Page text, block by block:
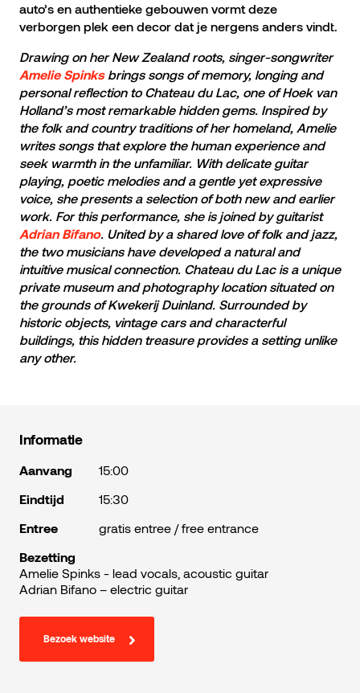
auto’s en authentieke gebouwen vormt deze
verborgen plek een decor dat je nergens anders vindt.
Drawing on her New Zealand roots, singer-songwriter
Amelie Spinksbrings songs of memory, longing and
personal reflection to Chateau du Lac, one of Hoek van
Holland’s most remarkable hidden gems. Inspired by
the folk and country traditions of her homeland, Amelie
writes songs that explore the human experience and
seek warmth in the unfamiliar. With delicate guitar
playing, poetic melodies and a gentle yet expressive
voice, she presents a selection of both new and earlier
work. For this performance, she is joined by guitarist
Adrian Bifano. United by a shared love of folk and jazz,
the two musicians have developed a natural and
intuitive musical connection. Chateau du Lac is a unique
private museum and photography location situated on
the grounds of Kwekerij Duinland. Surrounded by
historic objects, vintage cars and characterful
buildings, this hidden treasure provides a setting unlike
any other.
Informatie
Aanvang
15:00
Eindtijd
15:30
Entree
gratis entree / free entrance
Bezetting
Amelie Spinks - lead vocals, acoustic guitar
Adrian Bifano – electric guitar
Bezoek website